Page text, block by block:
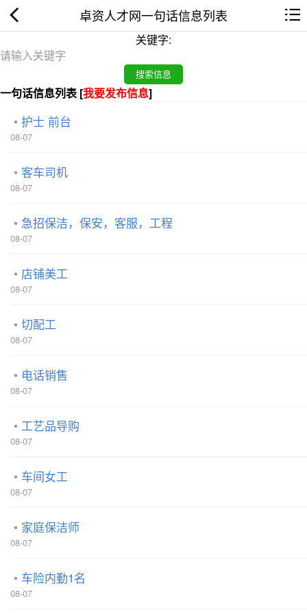
卓资人才网一句话信息列表
关键字:
一句话信息列表 [我要发布信息]
护士 前台
08-07
客车司机
08-07
急招保洁，保安，客服，工程
08-07
店铺美工
08-07
切配工
08-07
电话销售
08-07
工艺品导购
08-07
车间女工
08-07
家庭保洁师
08-07
车险内勤1名
08-07